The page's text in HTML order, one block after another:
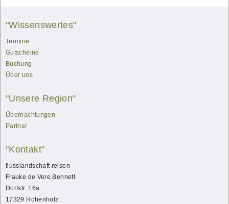
"Wissenswertes"
Termine
Gutscheine
Buchung
Über uns
"Unsere Region"
Übernachtungen
Partner
"Kontakt"
flusslandschaft reisen
Frauke de Vere Bennett
Dorfstr. 16a
17329 Hohenholz